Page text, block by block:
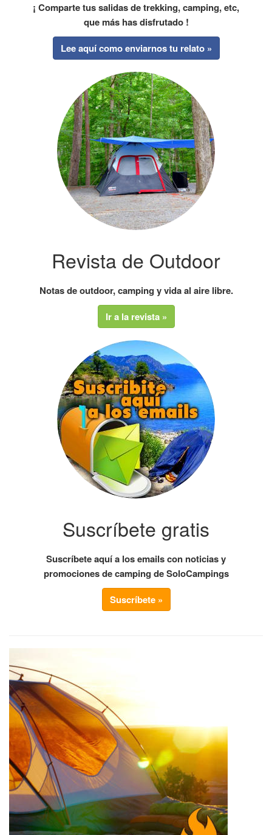
¡ Comparte tus salidas de trekking, camping, etc,
que más has disfrutado !
Lee aquí como enviarnos tu relato »
Revista de Outdoor
Notas de outdoor, camping y vida al aire libre.
Ir a la revista »
Suscríbete gratis
Suscríbete aquí a los emails con noticias y
promociones de camping de SoloCampings
Suscríbete »